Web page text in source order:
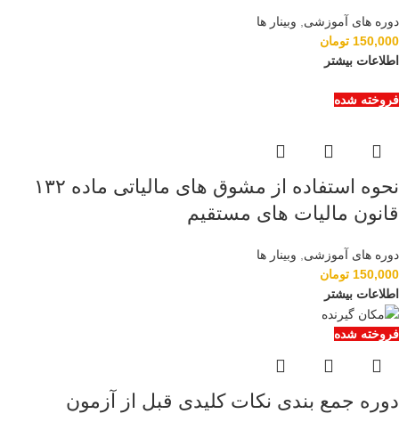
دوره های آموزشی
وبینار ها
150,000 تومان
اطلاعات بیشتر
فروخته شده
نحوه استفاده از مشوق های مالیاتی ماده ۱۳۲
قانون مالیات های مستقیم
دوره های آموزشی
وبینار ها
150,000 تومان
اطلاعات بیشتر
فروخته شده
دوره جمع بندی نکات کلیدی قبل از آزمون